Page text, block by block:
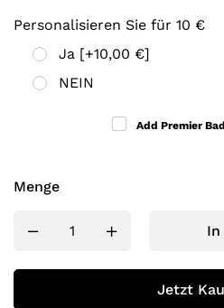
Personalisieren Sie für 10 €
Ja [+10,00 €]
NEIN
Add Premier
Menge
In
Jetzt